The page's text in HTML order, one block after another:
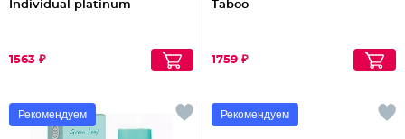
Individual platinum
1563 ₽
Taboo
1759 ₽
Рекомендуем Рекомендуем